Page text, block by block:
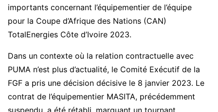
importants concernant l’équipementier de l’équipe
pour la Coupe d’Afrique des Nations (CAN)
TotalEnergies Côte d’Ivoire 2023.
Dans un contexte où la relation contractuelle avec
PUMA n’est plus d’actualité, le Comité Exécutif de la
FGF a pris une décision décisive le 8 janvier 2023. Le
contrat de l’équipementier MASITA, précédemment
suspendu, a été rétabli, marquant un tournant